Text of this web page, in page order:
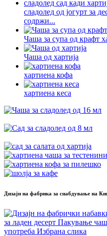
сладолед од јогурт за
содржи...
Чаша за супа од крафт
Чаша од хартија
хартиена кофа
хартиена кеса
Дизајн на фабрика за снабдување на